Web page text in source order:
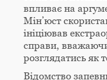
впливає на
Мін’юст
ініціював
справи,
розглядатись як
Відомство